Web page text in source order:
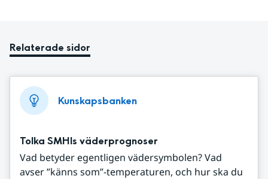
Relaterade sidor
Kunskapsbanken
Tolka SMHIs väderprognoser
Vad betyder egentligen vädersymbolen? Vad
avser ”känns som”-temperaturen, och hur ska du